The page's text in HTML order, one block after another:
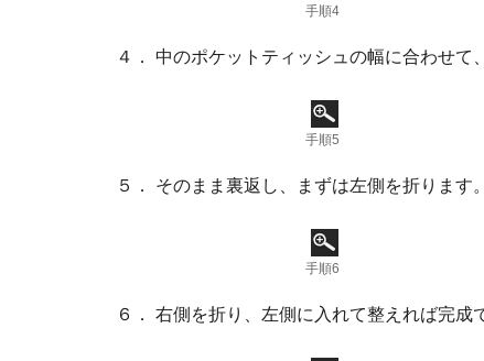
手順4
４． 中のポケットティッシュの幅に合わせて
手順5
５． そのまま裏返し、まずは左側を折ります。
手順6
６． 右側を折り、左側に入れて整えれば完成